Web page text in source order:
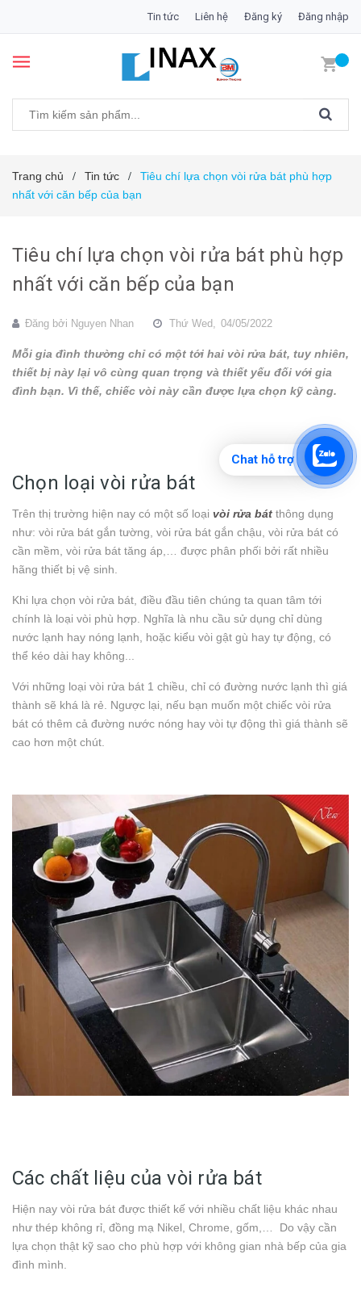
Tin tức Liên hệ Đăng ký Đăng nhập
Trang chủ / Tin tức /
Tiêu chí lựa chọn vòi rửa bát phù hợp
nhất với căn bếp của bạn
Tiêu chí lựa chọn vòi rửa bát phù hợp
nhất với căn bếp của bạn
Đăng bởi Nguyen Nhan Thứ Wed, 04/05/2022
Mỗi gia đình thường chỉ có một tới hai vòi rửa bát, tuy nhiên,
thiết bị này lại vô cùng quan trọng và thiết yếu đối với gia
đình bạn. Vì thế, chiếc vòi này cần được lựa chọn kỹ càng.
Chọn loại vòi rửa bát
Trên thị trường hiện nay có một số loại vòi rửa bát thông dụng
như: vòi rửa bát gắn tường, vòi rửa bát gắn chậu, vòi rửa bát có
cần mềm, vòi rửa bát tăng áp,… được phân phối bởi rất nhiều
hãng thiết bị vệ sinh.
Khi lựa chọn vòi rửa bát, điều đầu tiên chúng ta quan tâm tới
chính là loại vòi phù hợp. Nghĩa là nhu cầu sử dụng chỉ dùng
nước lạnh hay nóng lạnh, hoặc kiểu vòi gật gù hay tự động, có
thể kéo dài hay không...
Với những loại vòi rửa bát 1 chiều, chỉ có đường nước lạnh thì giá
thành sẽ khá là rẻ. Ngược lại, nếu bạn muốn một chiếc vòi rửa
bát có thêm cả đường nước nóng hay vòi tự động thì giá thành sẽ
cao hơn một chút.
Các chất liệu của vòi rửa bát
Hiện nay vòi rửa bát được thiết kế với nhiều chất liệu khác nhau
như thép không rỉ, đồng mạ Nikel, Chrome, gốm,… Do vậy cần
lựa chọn thật kỹ sao cho phù hợp với không gian nhà bếp của gia
đình mình.
Chat hỗ trợ